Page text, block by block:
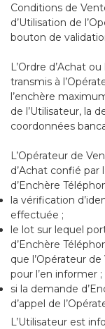
Conditions de
d’Utilisation de
bouton de
L’Ordre d’Achat
transmis à
l’enchère
de l’Utilisateur, la
coordonnées
L’Opérateur de
d’Achat confié par
d’Enchère
la vérification
effectuée ;
le lot sur lequel
d’Enchère
que l’Opérateur de
pour l’en informer ;
si la demande
d’appel de
L’Utilisateur est